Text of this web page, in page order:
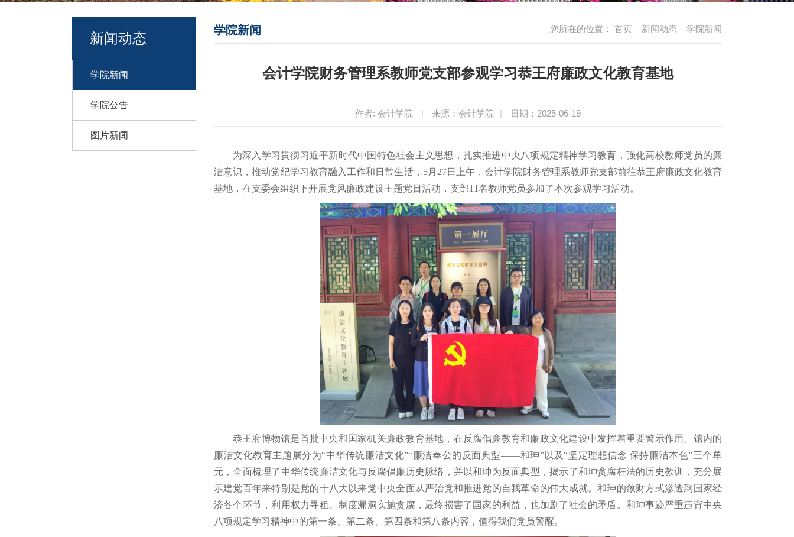
新闻动态
学院新闻
学院公告
图片新闻
您所在的位置： 首页 - 新闻动态 - 学院新闻
学院新闻
会计学院财务管理系教师党支部参观学习恭王府廉政文化教育基地
作者: 会计学院 | 来源：会计学院 | 日期：2025-06-19
为深入学习贯彻习近平新时代中国特色社会主义思想，扎实推进中央八项规定精神学习教育，强化高校教师党员的廉
洁意识，推动党纪学习教育融入工作和日常生活，5月27日上午，会计学院财务管理系教师党支部前往恭王府廉政文化教育
基地，在支委会组织下开展党风廉政建设主题党日活动，支部11名教师党员参加了本次参观学习活动。
恭王府博物馆是首批中央和国家机关廉政教育基地，在反腐倡廉教育和廉政文化建设中发挥着重要警示作用。馆内的
廉洁文化教育主题展分为“中华传统廉洁文化”“廉洁奉公的反面典型——和珅”以及“坚定理想信念 保持廉洁本色”三个单
元，全面梳理了中华传统廉洁文化与反腐倡廉历史脉络，并以和珅为反面典型，揭示了和珅贪腐枉法的历史教训，充分展
示建党百年来特别是党的十八大以来党中央全面从严治党和推进党的自我革命的伟大成就。和珅的敛财方式渗透到国家经
济各个环节，利用权力寻租、制度漏洞实施贪腐，最终损害了国家的利益，也加剧了社会的矛盾。和珅事迹严重违背中央
八项规定学习精神中的第一条、第二条、第四条和第八条内容，值得我们党员警醒。